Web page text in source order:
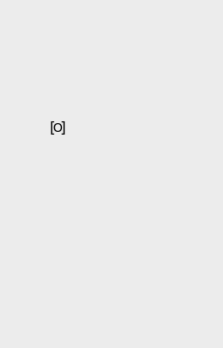
[O]